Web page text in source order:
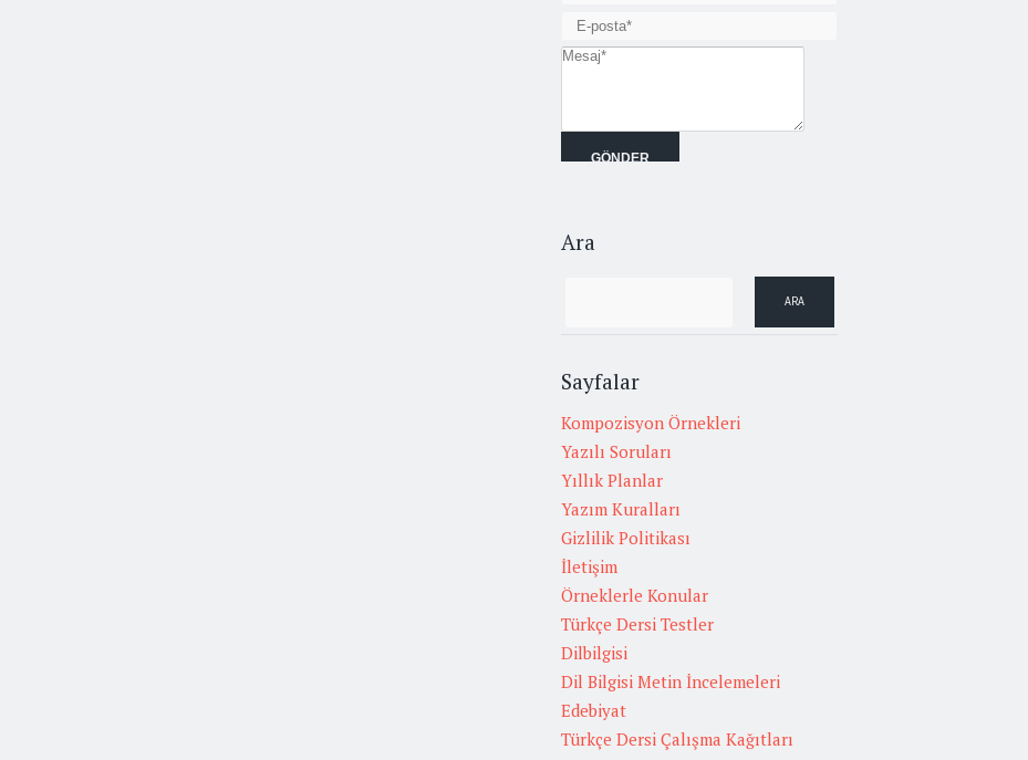
Ara
Sayfalar
Kompozisyon Örnekleri
Yazılı Soruları
Yıllık Planlar
Yazım Kuralları
Gizlilik Politikası
İletişim
Örneklerle Konular
Türkçe Dersi Testler
Dilbilgisi
Dil Bilgisi Metin İncelemeleri
Edebiyat
Türkçe Dersi Çalışma Kağıtları